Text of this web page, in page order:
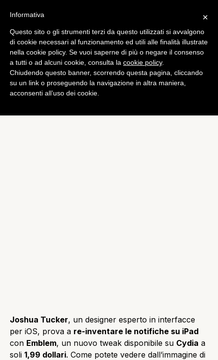
Mobile
Emblem: notifiche su iPad
in stile OS X
di Alessandro Moretti
Joshua Tucker, un designer esperto in interfacce
per iOS, prova a re-inventare le notifiche su iPad
con Emblem, un nuovo tweak disponibile su Cydia a
soli 1,99 dollari. Come potete vedere dall’immagine di
×
Informativa
Questo sito o gli strumenti terzi da questo utilizzati si avvalgono
di cookie necessari al funzionamento ed utili alle finalità illustrate
nella cookie policy. Se vuoi saperne di più o negare il consenso
a tutti o ad alcuni cookie, consulta la cookie policy.
Chiudendo questo banner, scorrendo questa pagina, cliccando
su un link o proseguendo la navigazione in altra maniera,
acconsenti all’uso dei cookie.